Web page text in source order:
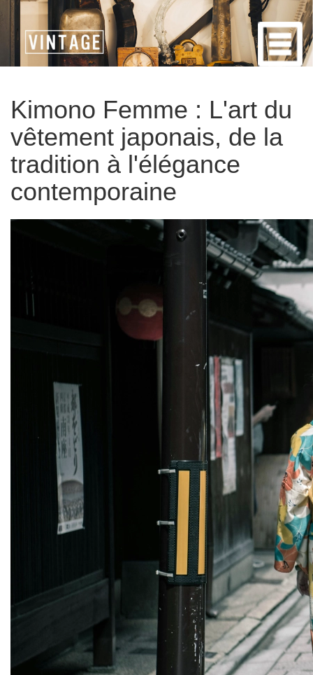
Kimono Femme : L'art du
vêtement japonais, de la
tradition à l'élégance
contemporaine